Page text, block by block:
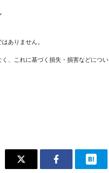
ありません。
、これに基づく損失・損害などについ